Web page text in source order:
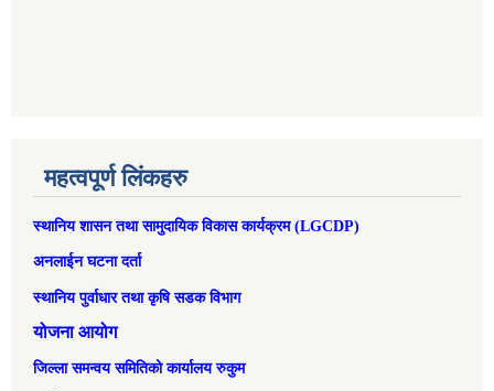
महत्वपूर्ण लिंकहरु
स्थानिय शासन तथा सामुदायिक विकास कार्यक्रम (LGCDP)
अनलाईन घटना दर्ता
स्थानिय पुर्वाधार तथा कृषि सडक विभाग
योजना आयोग
जिल्ला समन्वय समितिको कार्यालय रुकुम